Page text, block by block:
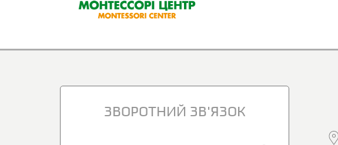
ЗВОРОТНИЙ ЗВ'ЯЗОК